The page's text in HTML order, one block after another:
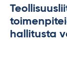
hallitusta